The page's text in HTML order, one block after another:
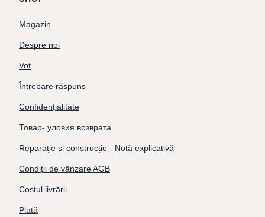
Magazin
Despre noi
Vot
Întrebare răspuns
Confidențialitate
Товар- уловия возврата
Reparație și construcție - Notă explicativă
Condiții de vânzare AGB
Costul livrării
Plată